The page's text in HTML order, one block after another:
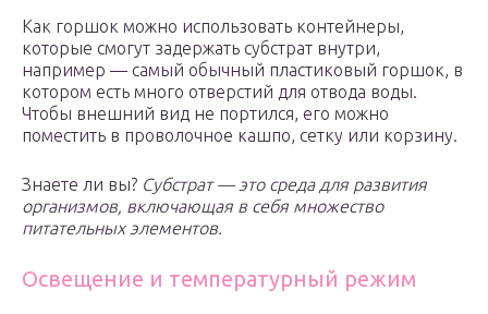
Как горшок можно использовать контейнеры,
которые смогут задержать субстрат внутри,
например — самый обычный пластиковый горшок, в
котором есть много отверстий для отвода воды.
Чтобы внешний вид не портился, его можно
поместить в проволочное кашпо, сетку или корзину.
Знаете ли вы? Субстрат — это среда для развития
организмов, включающая в себя множество
питательных элементов.
Освещение и температурный режим